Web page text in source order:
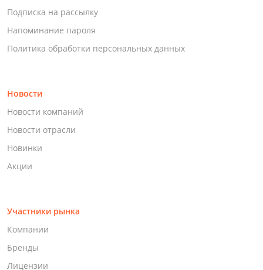
Подписка на рассылку
Напоминание пароля
Политика обработки персональных данных
Новости
Новости компаний
Новости отрасли
Новинки
Акции
Участники рынка
Компании
Бренды
Лицензии